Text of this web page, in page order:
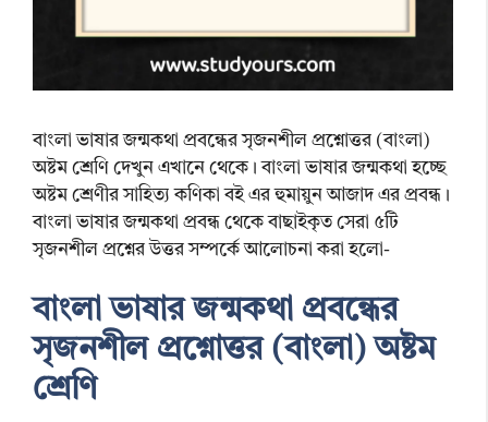
বাংলা ভাষার জন্মকথা প্রবন্ধের সৃজনশীল প্রশ্নোত্তর (বাংলা)
অষ্টম শ্রেণি দেখুন এখানে থেকে। বাংলা ভাষার জন্মকথা হচ্ছে
অষ্টম শ্রেণীর সাহিত্য কণিকা বই এর হুমায়ুন আজাদ এর প্রবন্ধ।
বাংলা ভাষার জন্মকথা প্রবন্ধ থেকে বাছাইকৃত সেরা ৫টি
সৃজনশীল প্রশ্নের উত্তর সম্পর্কে আলোচনা করা হলো-
বাংলা ভাষার জন্মকথা প্রবন্ধের
সৃজনশীল প্রশ্নোত্তর (বাংলা) অষ্টম
শ্রেণি